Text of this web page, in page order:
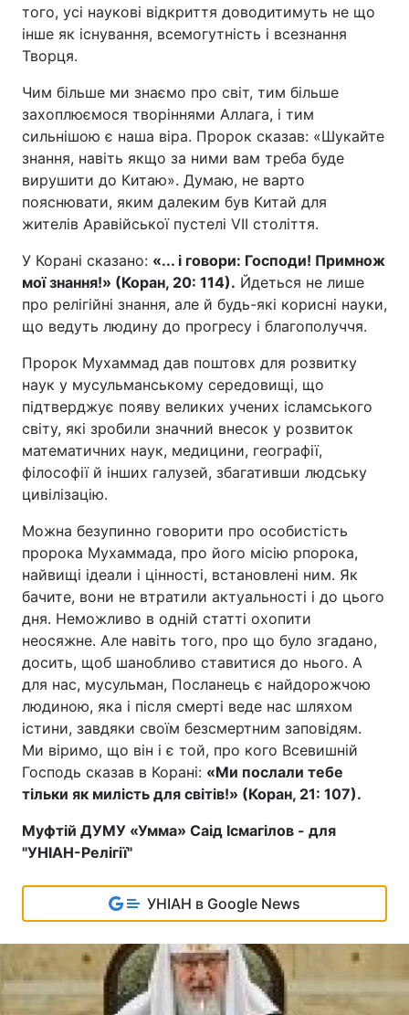
того, усі наукові відкриття доводитимуть не що
інше як існування, всемогутність і всезнання
Творця.
Чим більше ми знаємо про світ, тим більше
захоплюємося творіннями Аллага, і тим
сильнішою є наша віра. Пророк сказав: «Шукайте
знання, навіть якщо за ними вам треба буде
вирушити до Китаю». Думаю, не варто
пояснювати, яким далеким був Китай для
жителів Аравійської пустелі VII століття.
У Корані сказано: «... і говори: Господи! Примнож
мої знання!» (Коран, 20: 114). Йдеться не лише
про релігійні знання, але й будь-які корисні науки,
що ведуть людину до прогресу і благополуччя.
Пророк Мухаммад дав поштовх для розвитку
наук у мусульманському середовищі, що
підтверджує появу великих учених ісламського
світу, які зробили значний внесок у розвиток
математичних наук, медицини, географії,
філософії й інших галузей, збагативши людську
цивілізацію.
Можна безупинно говорити про особистість
пророка Мухаммада, про його місію рпорока,
найвищі ідеали і цінності, встановлені ним. Як
бачите, вони не втратили актуальності і до цього
дня. Неможливо в одній статті охопити
неосяжне. Але навіть того, про що було згадано,
досить, щоб шанобливо ставитися до нього. А
для нас, мусульман, Посланець є найдорожчою
людиною, яка і після смерті веде нас шляхом
істини, завдяки своїм безсмертним заповідям.
Ми віримо, що він і є той, про кого Всевишній
Господь сказав в Корані: «Ми послали тебе
тільки як милість для світів!» (Коран, 21: 107).
Муфтій ДУМУ «Умма» Саід Ісмагілов - для
"УНІАН-Релігії"
УНІАН в Google News